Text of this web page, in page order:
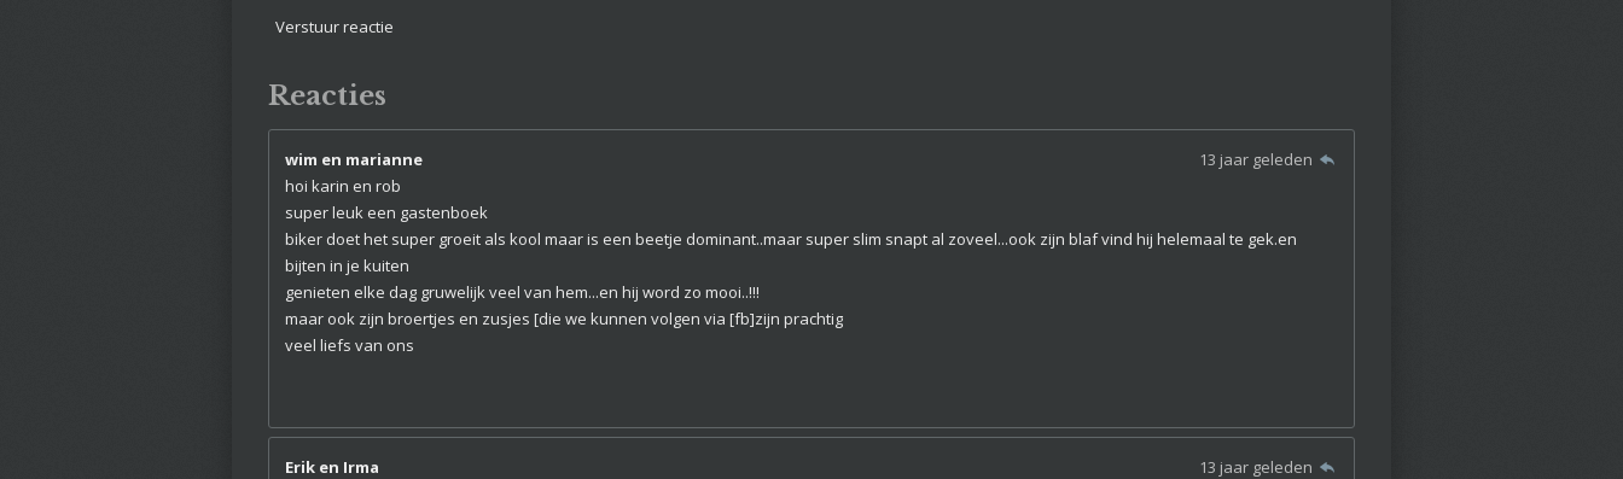
Verstuur reactie
Reacties
wim en marianne
13 jaar geleden
hoi karin en rob
super leuk een gastenboek
biker doet het super groeit als kool maar is een beetje dominant..maar super slim snapt al zoveel...ook zijn blaf vind hij helemaal te gek.en
bijten in je kuiten
genieten elke dag gruwelijk veel van hem...en hij word zo mooi..!!!
maar ook zijn broertjes en zusjes [die we kunnen volgen via [fb]zijn prachtig
veel liefs van ons
Erik en Irma
13 jaar geleden